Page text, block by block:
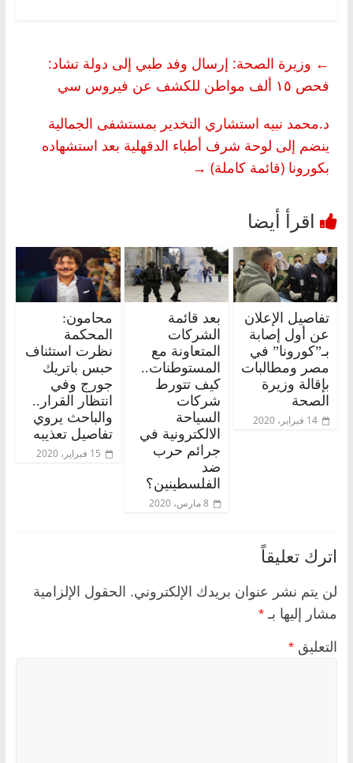
← وزيرة الصحة: إرسال وفد طبي إلى دولة تشاد:
فحص ١٥ ألف مواطن للكشف عن فيروس سي
د.محمد نبيه استشاري التخدير بمستشفى الجمالية
ينضم إلى لوحة شرف أطباء الدقهلية بعد استشهاده
بكورونا (قائمة كاملة) →
تفاصيل الإعلان
عن أول إصابة
بـ”كورونا” في
مصر ومطالبات
بإقالة وزيرة
الصحة
14 فبراير، 2020
بعد قائمة
الشركات
المتعاونة مع
المستوطنات..
كيف تتورط
شركات
السياحة
الالكترونية في
جرائم حرب
ضد
الفلسطينين؟
8 مارس، 2020
محامون:
المحكمة
نظرت استئناف
حبس باتريك
جورج وفي
انتظار القرار..
والباحث يروي
تفاصيل تعذيبه
15 فبراير، 2020
اترك تعليقاً
لن يتم نشر عنوان بريدك الإلكتروني. الحقول الإلزامية
مشار إليها بـ *
التعليق *